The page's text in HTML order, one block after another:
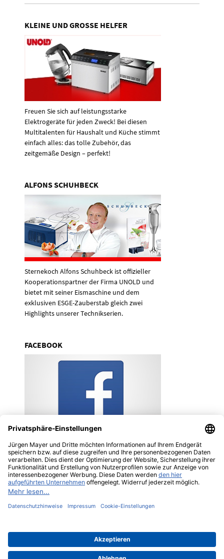
KLEINE UND GROSSE HELFER
Freuen Sie sich auf leistungsstarke
Elektrogeräte für jeden Zweck! Bei diesen
Multitalenten für Haushalt und Küche stimmt
einfach alles: das tolle Zubehör, das
zeitgemäße Design – perfekt!
ALFONS SCHUHBECK
Sternekoch Alfons Schuhbeck ist offizieller
Kooperationspartner der Firma UNOLD und
bietet mit seiner Eismaschine und dem
exklusiven ESGE-Zauberstab gleich zwei
Highlights unserer Technikserien.
FACEBOOK
Besuchen Sie uns doch auch auf Facebook!
Hier gibt es immer mal wieder tolle
Gewinnspiele für Sie, bei denen tolle UNOLD-
und ESGE-Geräte als Preise winken. Wir freuen
uns auf Sie!